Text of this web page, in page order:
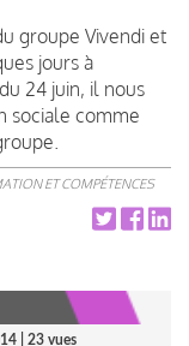
groupe Vivendi et
jours à
24 juin, il nous
sociale comme
ET COMPÉTENCES
| 23 vues